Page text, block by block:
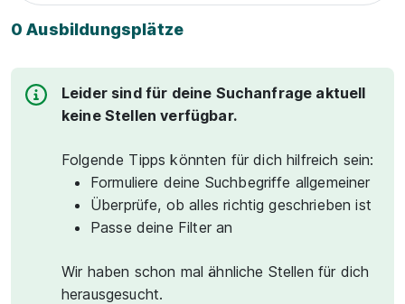
0 Ausbildungsplätze
Leider sind für deine Suchanfrage aktuell
keine Stellen verfügbar.
Folgende Tipps könnten für dich hilfreich sein:
Formuliere deine Suchbegriffe allgemeiner
Überprüfe, ob alles richtig geschrieben ist
Passe deine Filter an
Wir haben schon mal ähnliche Stellen für dich
herausgesucht.